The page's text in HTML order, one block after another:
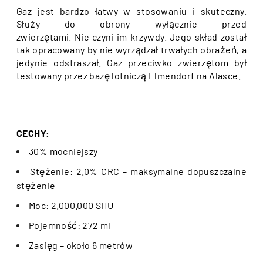
Gaz jest bardzo łatwy w stosowaniu i skuteczny.
Służy do obrony wyłącznie przed
zwierzętami. Nie czyni im krzywdy. Jego skład został
tak opracowany by nie wyrządzał trwałych obrażeń, a
jedynie odstraszał. Gaz przeciwko zwierzętom był
testowany przez bazę lotniczą Elmendorf na Alasce.
CECHY:
30% mocniejszy
Stężenie: 2.0% CRC – maksymalne dopuszczalne
stężenie
Moc: 2.000.000 SHU
Pojemność: 272 ml
Zasięg – około 6 metrów